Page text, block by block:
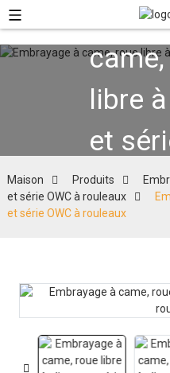
libre
et
à
Maison Produits
et série OWC à rouleaux
et série OWC à rouleaux